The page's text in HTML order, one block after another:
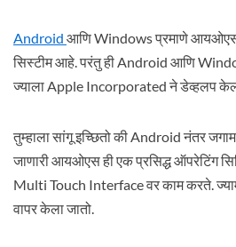
Android आणि Windows प्रमाणे आयओएस
सिस्टीम आहे. परंतु ही Android आणि
ज्याला Apple Incorporated ने डेव्हलप
तुम्हाला सांगू इच्छितो की Android नंतर
जाणारी आयओएस ही एक प्रसिद्ध ऑपरेटिंग
Multi Touch Interface वर काम करते.
वापर केला जातो.